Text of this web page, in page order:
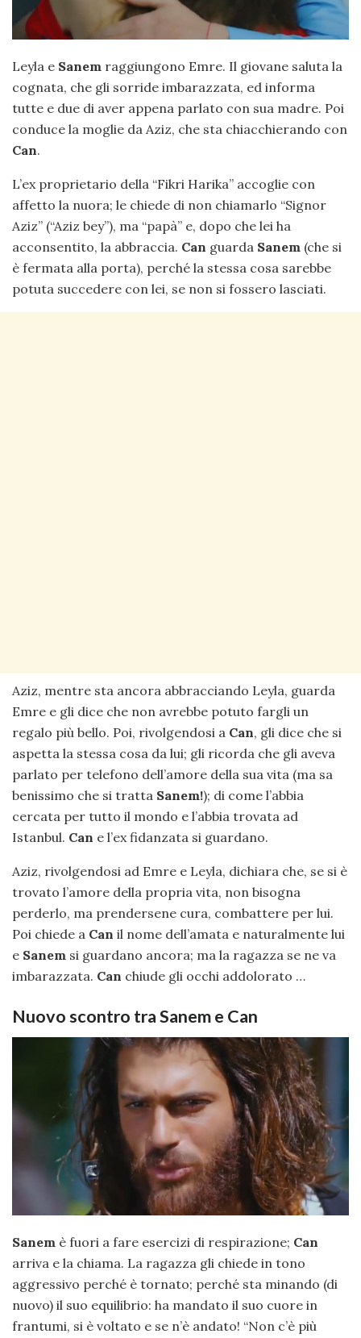
Leyla e Sanem raggiungono Emre. Il giovane saluta la
cognata, che gli sorride imbarazzata, ed informa
tutte e due di aver appena parlato con sua madre. Poi
conduce la moglie da Aziz, che sta chiacchierando con
Can.
L’ex proprietario della “Fikri Harika” accoglie con
affetto la nuora; le chiede di non chiamarlo “Signor
Aziz” (“Aziz bey”), ma “papà” e, dopo che lei ha
acconsentito, la abbraccia. Can guarda Sanem (che si
è fermata alla porta), perché la stessa cosa sarebbe
potuta succedere con lei, se non si fossero lasciati.
Aziz, mentre sta ancora abbracciando Leyla, guarda
Emre e gli dice che non avrebbe potuto fargli un
regalo più bello. Poi, rivolgendosi a Can, gli dice che si
aspetta la stessa cosa da lui; gli ricorda che gli aveva
parlato per telefono dell’amore della sua vita (ma sa
benissimo che si tratta Sanem!); di come l’abbia
cercata per tutto il mondo e l’abbia trovata ad
Istanbul. Can e l’ex fidanzata si guardano.
Aziz, rivolgendosi ad Emre e Leyla, dichiara che, se si è
trovato l’amore della propria vita, non bisogna
perderlo, ma prendersene cura, combattere per lui.
Poi chiede a Can il nome dell’amata e naturalmente lui
e Sanem si guardano ancora; ma la ragazza se ne va
imbarazzata. Can chiude gli occhi addolorato …
Nuovo scontro tra Sanem e Can
Sanem è fuori a fare esercizi di respirazione; Can
arriva e la chiama. La ragazza gli chiede in tono
aggressivo perché è tornato; perché sta minando (di
nuovo) il suo equilibrio: ha mandato il suo cuore in
frantumi, si è voltato e se n’è andato! “Non c’è più